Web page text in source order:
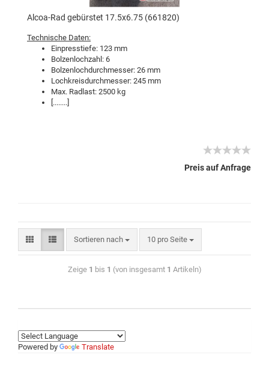
Alcoa-Rad gebürstet 17.5x6.75 (661820)
Technische Daten:
Einpresstiefe: 123 mm
Bolzenlochzahl: 6
Bolzenlochdurchmesser: 26 mm
Lochkreisdurchmesser: 245 mm
Max. Radlast: 2500 kg
[........]
Preis auf Anfrage
Sortieren nach 10 pro Seite
Zeige 1 bis 1 (von insgesamt 1 Artikeln)
Powered by Translate